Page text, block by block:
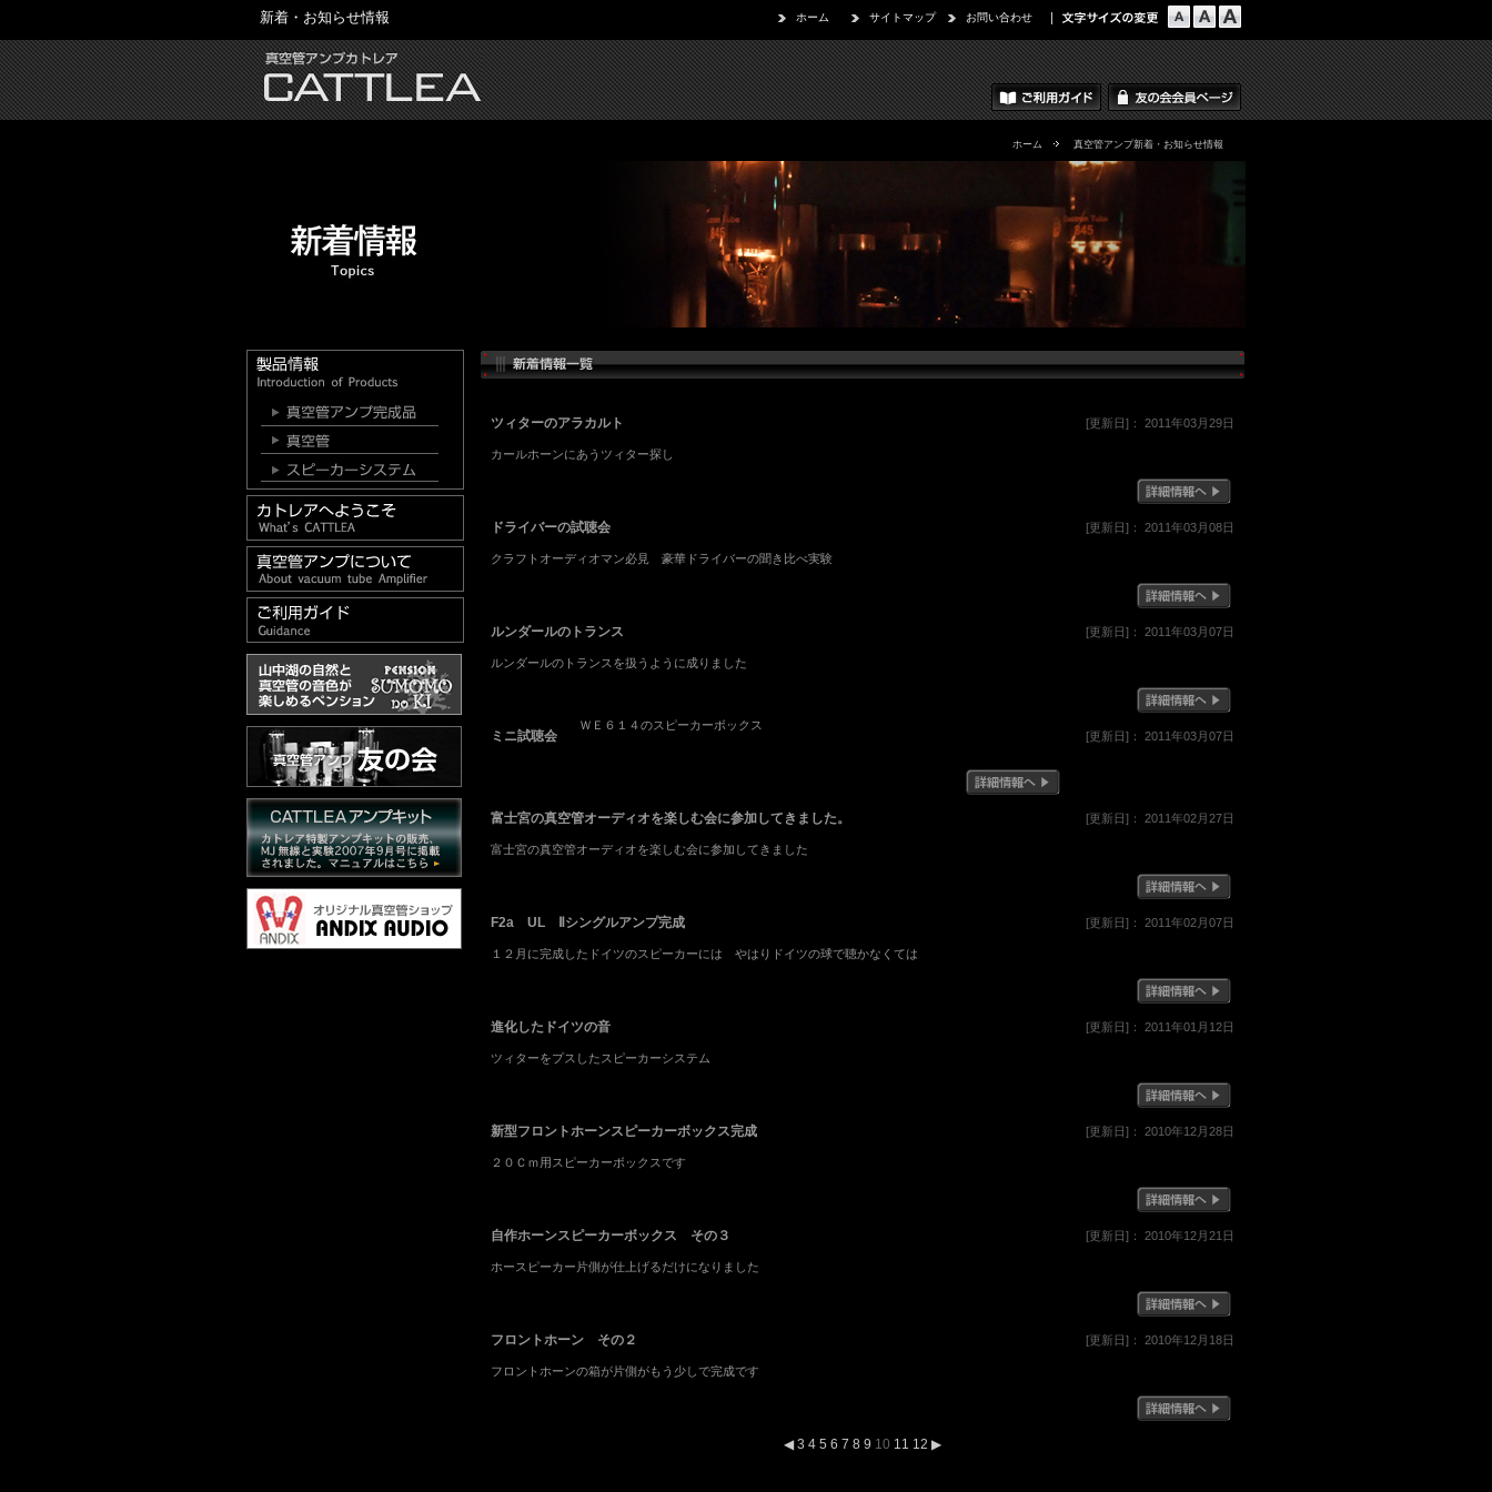
新着・お知らせ情報 ホーム サイトマップ お問い合わせ
ホーム 真空管アンプ新着・お知らせ情報
ツィターのアラカルト [更新日]： 2011年03月29日
カールホーンにあうツィター探し
ドライバーの試聴会 [更新日]： 2011年03月08日
クラフトオーディオマン必見 豪華ドライバーの聞き比べ実験
ルンダールのトランス [更新日]： 2011年03月07日
ルンダールのトランスを扱うように成りました
ミニ試聴会 [更新日]： 2011年03月07日
ＷＥ６１４のスピーカーボックス
富士宮の真空管オーディオを楽しむ会に参加してきました。 [更新日]： 2011年02月27日
富士宮の真空管オーディオを楽しむ会に参加してきました
F2a UL Ⅱシングルアンプ完成 [更新日]： 2011年02月07日
１２月に完成したドイツのスピーカーには やはりドイツの球で聴かなくては
進化したドイツの音 [更新日]： 2011年01月12日
ツィターをプスしたスピーカーシステム
新型フロントホーンスピーカーボックス完成 [更新日]： 2010年12月28日
２０Ｃｍ用スピーカーボックスです
自作ホーンスピーカーボックス その３ [更新日]： 2010年12月21日
ホースピーカー片側が仕上げるだけになりました
フロントホーン その２ [更新日]： 2010年12月18日
フロントホーンの箱が片側がもう少しで完成です
◀ 3 4 5 6 7 8 9 10 11 12 ▶